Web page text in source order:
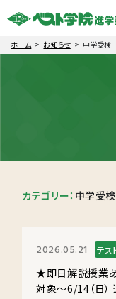
ホーム
お知らせ 中学受検
カテゴリー： 中学受検
2026.05.21 テス
★即日解説授業
対象～6/14（日